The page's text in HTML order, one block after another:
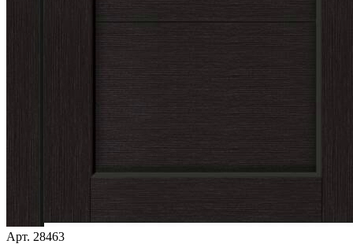
Арт. 28463